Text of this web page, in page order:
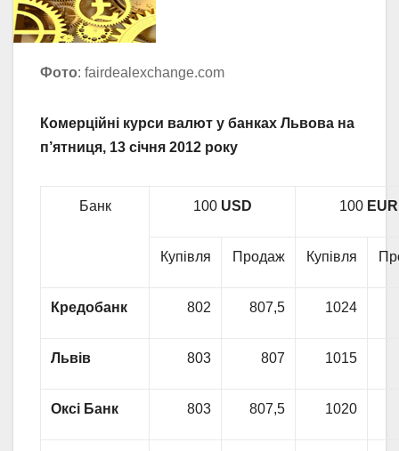
Фото: fairdealexchange.com
Комерційні курси валют у банках Львова на
п’ятниця, 13 січня 2012 року
Банк 100 USD 100 EUR
Купівля Продаж Купівля
Кредобанк 802 807,5 1024
Львів 803 807 1015
Оксі Банк 803 807,5 1020